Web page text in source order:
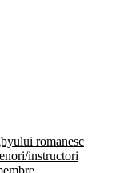
romanesc
instructori